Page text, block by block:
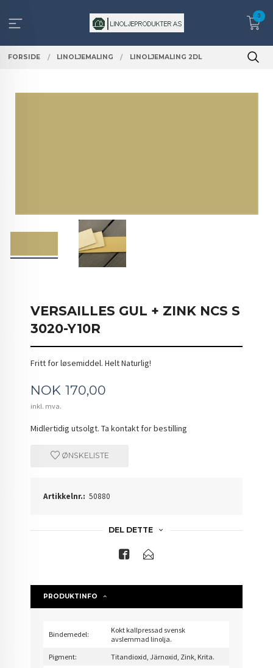
innholdet
0
FORSIDE LINOLJEMALING LINOLJEMALING 2DL
VERSAILLES GUL + ZINK NCS S
3020-Y10R
Fritt for løsemiddel. Helt Naturlig!
Pris
NOK 170,00
inkl. mva.
Midlertidig utsolgt. Ta kontakt for bestilling
ØNSKELISTE
Artikkelnr.: 50880
DEL DETTE
PRODUKTINFO
Bindemedel:
Kokt kallpressad svensk
avslemmad linolja.
Pigment:
Titandioxid, Järnoxid, Zink, Krita.